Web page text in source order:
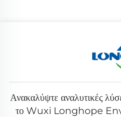
Ανακαλύψτε αναλυτικές
το Wuxi Longhope